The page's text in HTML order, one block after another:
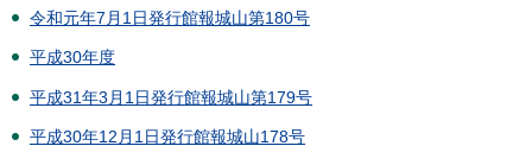
令和元年7月1日発行館報城山第180号
平成30年度
平成31年3月1日発行館報城山第179号
平成30年12月1日発行館報城山178号